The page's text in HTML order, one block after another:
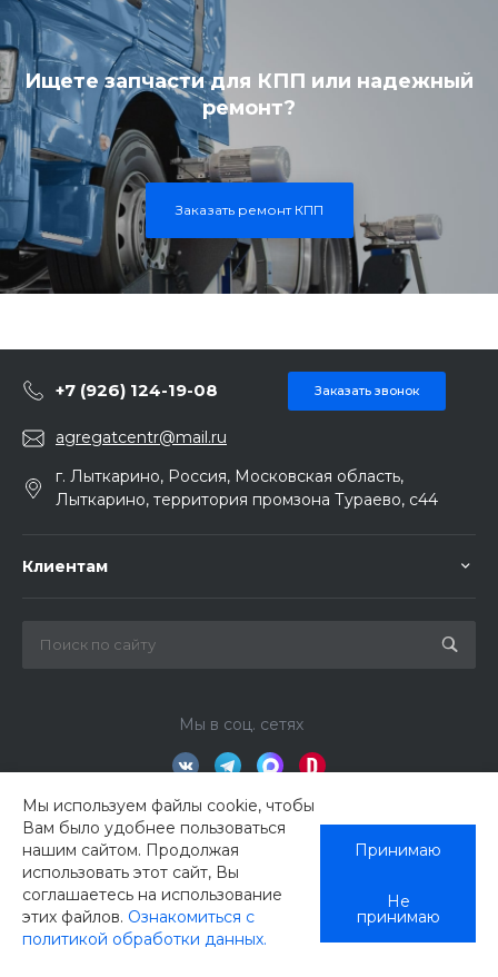
Ищете запчасти для КПП или надежный
ремонт?
Заказать ремонт КПП
+7 (926) 124-19-08 Заказать звонок
agregatcentr@mail.ru
г. Лыткарино, Россия, Московская область,
Лыткарино, территория промзона Тураево, с44
Клиентам
Мы в соц. сетях
© 2026 ЕвроГир, Все права защищены
Мы используем файлы cookie, чтобы
Вам было удобнее пользоваться
нашим сайтом. Продолжая
использовать этот сайт, Вы
соглашаетесь на использование
этих файлов. Ознакомиться с
политикой обработки данных.
Принимаю
Не
принимаю